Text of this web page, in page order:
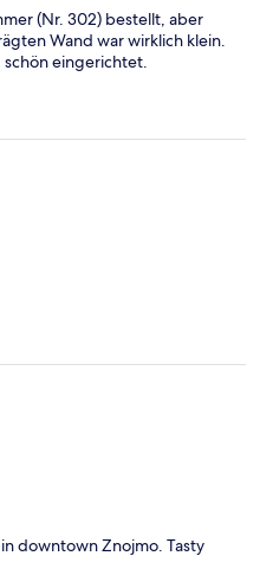
(Nr. 302) bestellt, aber
Wand war wirklich klein.
eingerichtet.
downtown Znojmo. Tasty